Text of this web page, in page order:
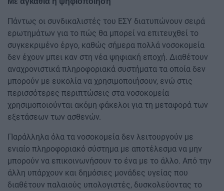
Πάντως οι συνδικαλιστές του ΕΣΥ διατυπώνουν σειρά
ερωτημάτων για το πώς θα μπορεί να επιτευχθεί το
συγκεκριμένο έργο, καθώς σήμερα πολλά νοσοκομεία
δεν έχουν μπει καν στη νέα ψηφιακή εποχή. Διαθέτουν
αναχρονιστικά πληροφοριακά συστήματα τα οποία δεν
μπορούν με ευκολία να χρησιμοποιήσουν, ενώ στις
περισσότερες περιπτώσεις στα νοσοκομεία
χρησιμοποιούνται ακόμη φάκελοι για τη μεταφορά των
εξετάσεων των ασθενών.
Παράλληλα όλα τα νοσοκομεία δεν λειτουργούν με
ενιαίο πληροφοριακό σύστημα με αποτέλεσμα να μην
μπορούν να επικοινωνήσουν το ένα με το άλλο. Από την
άλλη υπάρχουν και δημόσιες μονάδες υγείας που
διαθέτουν παλαιούς υπολογιστές, δυσκολεύοντας το